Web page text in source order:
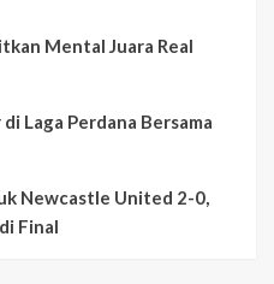
Mental Juara Real
Laga Perdana Bersama
Newcastle United 2-0,
Final